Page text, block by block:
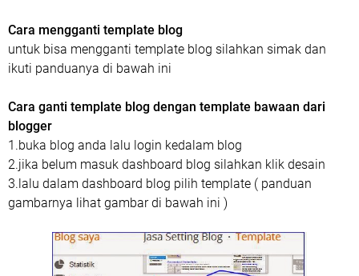
Cara mengganti template blog
untuk bisa mengganti template blog silahkan simak dan
ikuti panduanya di bawah ini
Cara ganti template blog dengan template bawaan dari
blogger
1.buka blog anda lalu login kedalam blog
2.jika belum masuk dashboard blog silahkan klik desain
3.lalu dalam dashboard blog pilih template ( panduan
gambarnya lihat gambar di bawah ini )